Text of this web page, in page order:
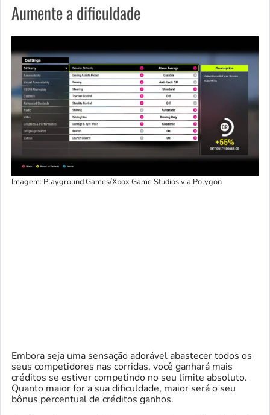
Aumente a dificuldade
Imagem: Playground Games/Xbox Game Studios via Polygon
Embora seja uma sensação adorável abastecer todos os
seus competidores nas corridas, você ganhará mais
créditos se estiver competindo no seu limite absoluto.
Quanto maior for a sua dificuldade, maior será o seu
bônus percentual de créditos ganhos.